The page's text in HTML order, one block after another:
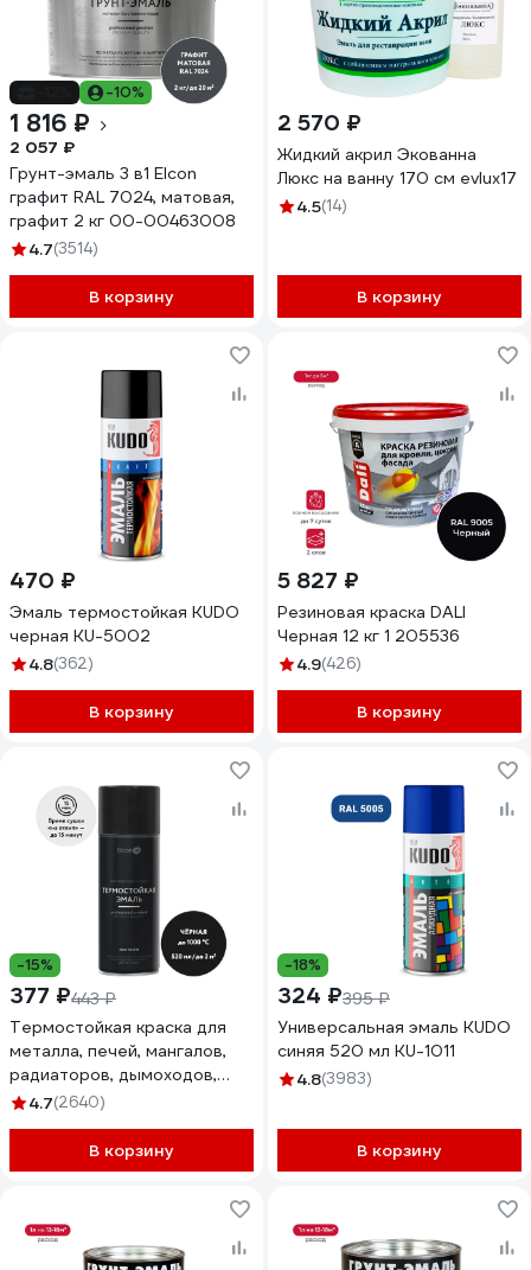
-10%
1 816 ₽
2 057 ₽
Грунт-эмаль 3 в1 Elcon
графит RAL 7024, матовая,
графит 2 кг 00-00463008
4.7(3514)
В корзину
2 570 ₽
Жидкий акрил Экованна
Люкс на ванну 170 см evlux17
4.5(14)
В корзину
470 ₽
Эмаль термостойкая KUDO
черная KU-5002
4.8(362)
В корзину
5 827 ₽
Резиновая краска DALI
Черная 12 кг 1 205536
4.9(426)
В корзину
-15%
377 ₽443 ₽
Термостойкая краска для
металла, печей, мангалов,
радиаторов, дымоходов,
суппортов Elcon Max Therm
аэрозоль 520 мл 00-
00002957
4.7(2640)
В корзину
-18%
324 ₽395 ₽
Универсальная эмаль KUDO
синяя 520 мл KU-1011
4.8(3983)
В корзину